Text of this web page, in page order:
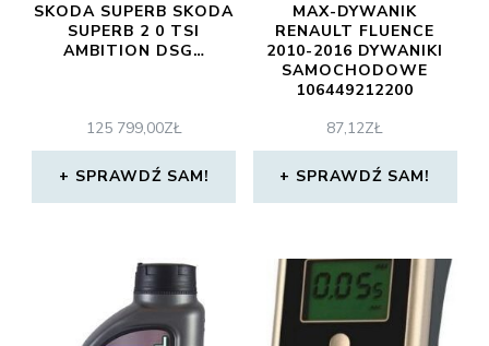
SKODA SUPERB SKODA
SUPERB 2 0 TSI
AMBITION DSG…
125 799,00ZŁ
SPRAWDŹ SAM!
MAX-DYWANIK
RENAULT FLUENCE
2010-2016 DYWANIKI
SAMOCHODOWE
106449212200
87,12ZŁ
SPRAWDŹ SAM!